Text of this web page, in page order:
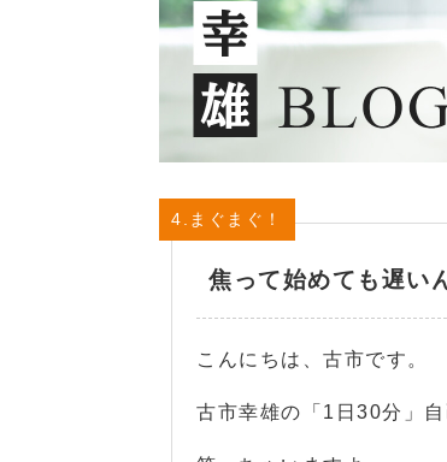
4.まぐまぐ！
焦って始めても遅い
こんにちは、古市です。
古市幸雄の「1日30分